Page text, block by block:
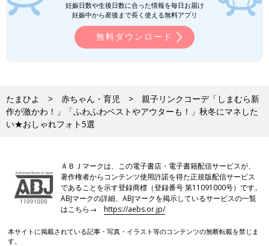
妊娠日数や生後日数に合った情報を毎日お届け
妊娠中から産後まで長く使える無料アプリ
無料ダウンロード
たまひよ 赤ちゃん・育児
親子リンクコーデ「しまむら新
作が激かわ！」「ふわふわベストやアウターも！」秋冬にマネした
い★おしゃれフォト5選
ＡＢＪマークは、この電子書店・電子書籍配信サービスが、
著作権者からコンテンツ使用許諾を得た正規版配信サービス
であることを示す登録商標（登録番号 第11091000号）です。
ABJマークの詳細、ABJマークを掲示しているサービスの一覧
はこちら→https://aebs.or.jp/
本サイトに掲載されている記事・写真・イラスト等のコンテンツの無断転載を禁じま
す。